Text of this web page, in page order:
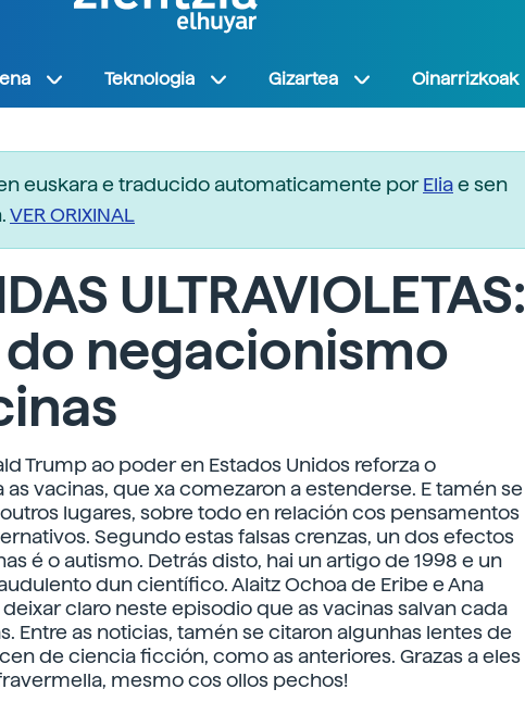
Teknologia Gizartea Oinarrizkoak
euskara e traducido automaticamente porEliae sen
VER ORIXINAL
ULTRAVIOLETAS:
negacionismo
Trump ao poder en Estados Unidos reforza o
vacinas, que xa comezaron a estenderse. E tamén se
lugares, sobre todo en relación cos pensamentos
Segundo estas falsas crenzas, un dos efectos
é o autismo. Detrás disto, hai un artigo de 1998 e un
dun científico. Alaitz Ochoa de Eribe e Ana
claro neste episodio que as vacinas salvan cada
Entre as noticias, tamén se citaron algunhas lentes de
de ciencia ficción, como as anteriores. Grazas a eles
mesmo cos ollos pechos!